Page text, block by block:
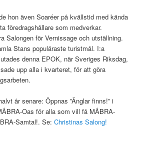
hon även Soaréer på kvällstid med kända
föredragshållare som medverkar.
Salongen för Vernissage och utställning.
Stans populäraste turistmål. I:a
denna EPOK, när Sveriges Riksdag,
upp alla i kvarteret, för att göra
år senare: Öppnas ”Änglar finns!” i
Oas för alla som vill få MÅBRA-
Samtal!. Se:Christinas Salong!